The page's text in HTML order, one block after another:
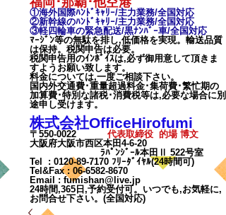
①海外国際ﾊﾝﾄﾞｷｬﾘｰ/主力業務/全国対応
②新幹線のﾊﾝﾄﾞｷｬﾘｰ/主力業務/全国対応
③軽四輪車の緊急配送/黒ﾅﾝﾊﾞｰ車/全国対応
ﾏｰｼﾞﾝ等の無駄を排し,低価格を実現。輸送品質
は保持。税関申告は必要。
税関申告用のｲﾝﾎﾞｲｽは,必ず御用意して頂きま
すようお願い致します。
料金については,一度ご相談下さい。
国内外交通費･重量超過料金･集荷費･繁忙期の
加算費･特別な諸税･消費税等は,必要な場合に別
途申し受けます。
株式会社OfficeHirofumi
〒550-0022 代表取締役 的場 博文
大阪府大阪市西区本田4-6-20
ﾗﾊﾟﾝｼﾞｰﾙ本田Ⅱ 522号室
Tel : 0120-89-7170 ﾌﾘｰﾀﾞｲﾔﾙ(24時間可)
Tel&Fax : 06-6582-8670
Email
: fumishan@live.jp
24時間,365日,予約受付可。いつでも,お気軽に,
お問合せ下さい。(全国対応)